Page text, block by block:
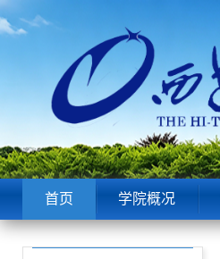
首页 学院概况